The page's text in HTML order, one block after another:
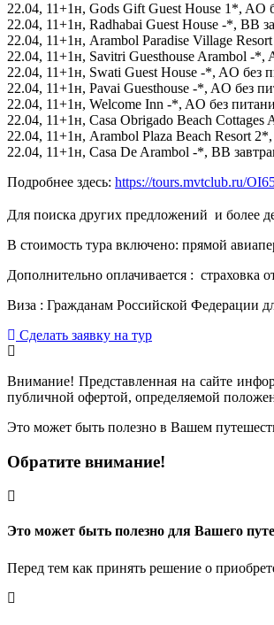
22.04, 11+1н, Gods Gift Guest House 1*, AO
22.04, 11+1н, Radhabai Guest House -*, BB
22.04, 11+1н, Arambol Paradise Village
22.04, 11+1н, Savitri Guesthouse Arambol -*,
22.04, 11+1н, Swati Guest House -*, AO без
22.04, 11+1н, Pavai Guesthouse -*, AO без
22.04, 11+1н, Welcome Inn -*, AO без
22.04, 11+1н, Casa Obrigado Beach
22.04, 11+1н, Arambol Plaza Beach Resort
22.04, 11+1н, Casa De Arambol -*, BB
Подробнее здесь: https://tours.mvtclub.ru/
Для поиска других предложений  и более
В стоимость тура включено: прямой
Дополнительно оплачивается : страховка
Виза : Гражданам Российской Федерации
Сделать заявку на тур
Внимание! Представленная на сайте
публичной офертой, определяемой
Это может быть полезно в Вашем
Обратите внимание!
Это может быть полезно для Вашего
Перед тем как принять решение о